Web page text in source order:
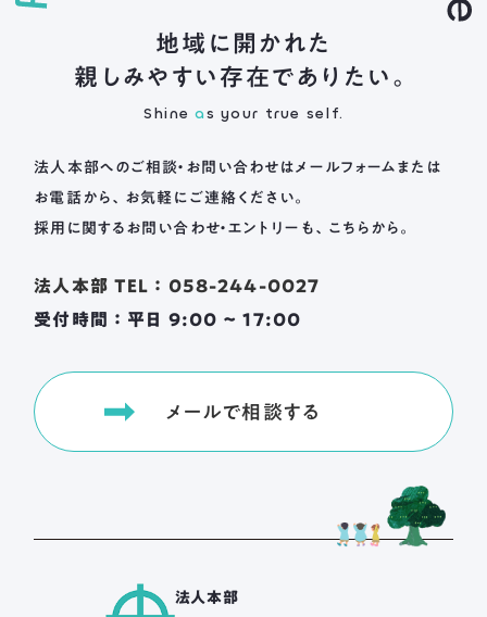
地域に開かれた
親しみやすい存在でありたい。
Shineas your true self.
法人本部へのご相談・お問い合わせは メールフォームまたは
お電話から、お気軽にご連絡ください。
採用に関するお問い合わせ・エントリーも、こちらから。
法人本部 TEL ： 058-244-0027
受付時間 ： 平日 9:00 ~ 17:00
メールで相談する
法人本部